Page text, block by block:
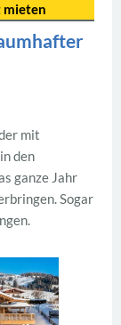
mieten
mit
den
ganze Jahr
Sogar